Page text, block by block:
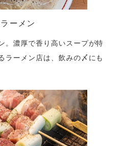
ーメン
。濃厚で香り高いスープが特
ラーメン店は、飲みの〆にも